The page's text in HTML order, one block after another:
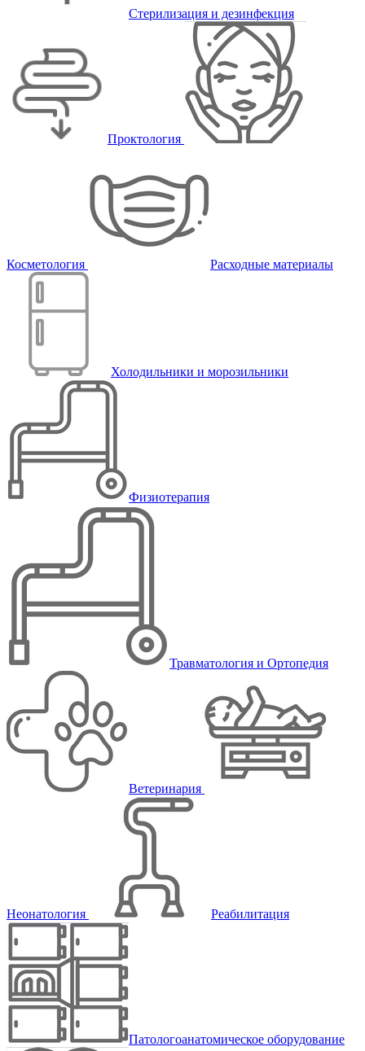
Стерилизация и дезинфекция
Проктология
Косметология Расходные материалы
Холодильники и морозильники
Физиотерапия
Травматология и Ортопедия
Ветеринария
Неонатология Реабилитация
Патологоанатомическое оборудование